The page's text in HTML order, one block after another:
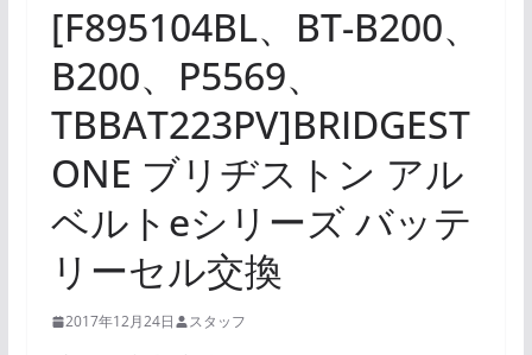
[F895104BL、BT-B200、
B200、P5569、
TBBAT223PV]BRIDGEST
ONE ブリヂストン アル
ベルトeシリーズ バッテ
リーセル交換
2017年12月24日 スタッフ